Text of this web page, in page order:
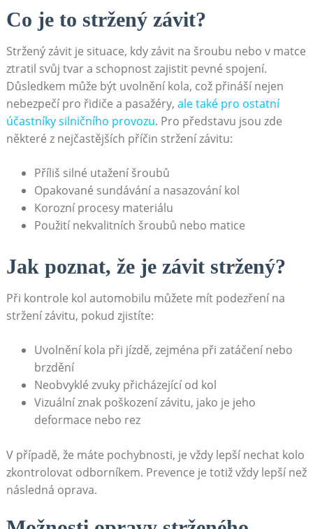
Co je to stržený závit?
Stržený závit je situace, kdy závit na šroubu nebo v matce
ztratil svůj tvar a schopnost zajistit pevné spojení.
Důsledkem může být uvolnění kola, což přináší nejen
nebezpečí pro řidiče a pasažéry, ale také pro ostatní
účastníky silničního provozu. Pro představu jsou zde
některé z nejčastějších příčin stržení závitu:
Příliš silné utažení šroubů
Opakované sundávání a nasazování kol
Korozní procesy materiálu
Použití nekvalitních šroubů nebo matice
Jak poznat, že je závit stržený?
Při kontrole kol automobilu můžete mít podezření na
stržení závitu, pokud zjistíte:
Uvolnění kola při jízdě, zejména při zatáčení nebo
brzdění
Neobvyklé zvuky přicházející od kol
Vizuální znak poškození závitu, jako je jeho
deformace nebo rez
V případě, že máte pochybnosti, je vždy lepší nechat kolo
zkontrolovat odborníkem. Prevence je totiž vždy lepší než
následná oprava.